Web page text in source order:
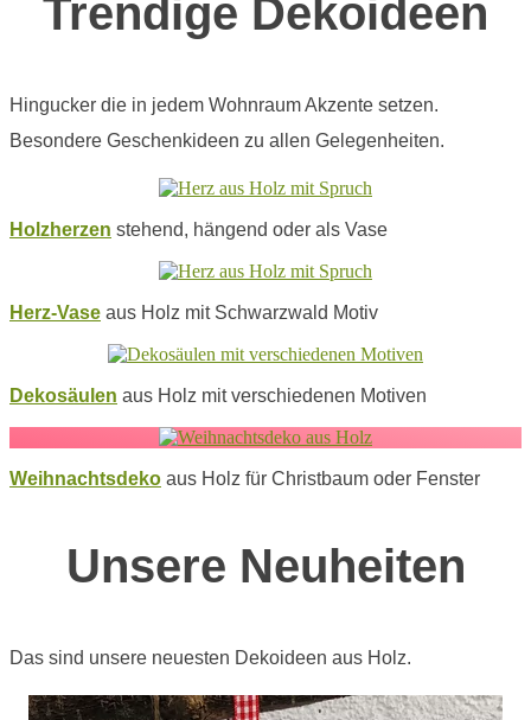
Trendige Dekoideen
Hingucker die in jedem Wohnraum Akzente setzen.
Besondere Geschenkideen zu allen Gelegenheiten.
Holzherzen stehend, hängend oder als Vase
Herz-Vase aus Holz mit Schwarzwald Motiv
Dekosäulen aus Holz mit verschiedenen Motiven
Weihnachtsdeko aus Holz für Christbaum oder Fenster
Unsere Neuheiten
Das sind unsere neuesten Dekoideen aus Holz.